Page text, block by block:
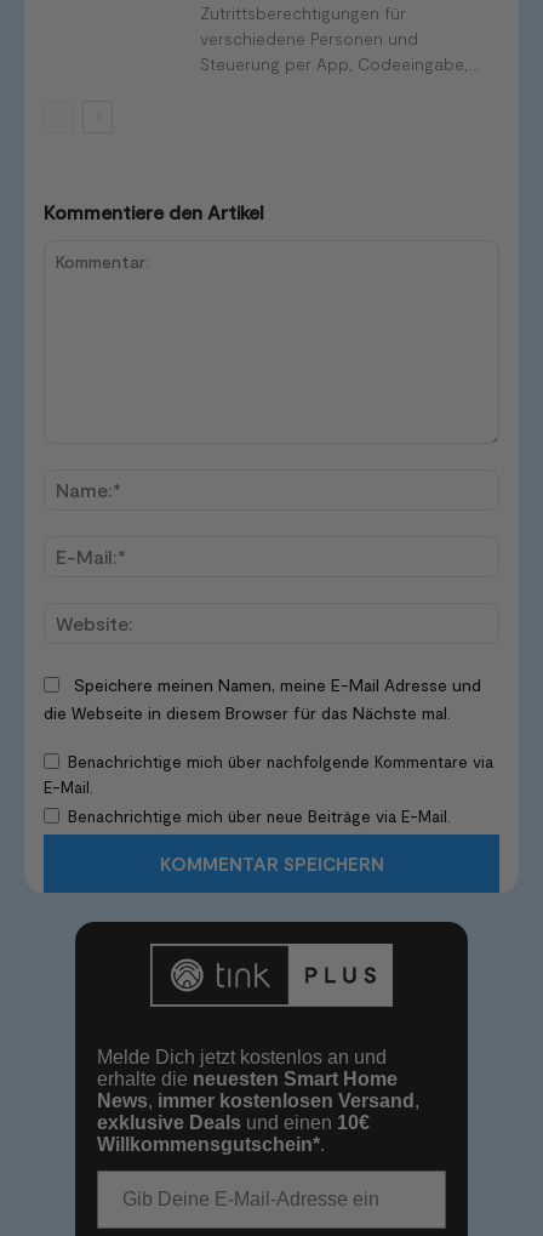
Zutrittsberechtigungen für
verschiedene Personen und
Steuerung per App, Codeeingabe,...
Kommentiere den Artikel
Speichere meinen Namen, meine E-Mail Adresse und
die Webseite in diesem Browser für das Nächste mal.
Benachrichtige mich über nachfolgende Kommentare via
E-Mail.
Benachrichtige mich über neue Beiträge via E-Mail.
Melde Dich jetzt kostenlos an und
erhalte die neuesten Smart Home
News, immer kostenlosen Versand ,
exklusive Deals und einen 10€
Willkommensgutschein*.